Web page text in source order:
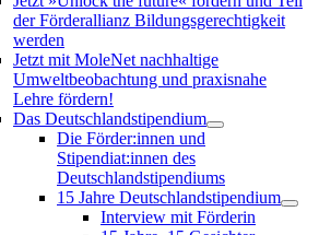
der Förderallianz Bildungsgerechtigkeit
werden
Jetzt mit MoleNet nachhaltige
Umweltbeobachtung und praxisnahe
Lehre fördern!
Das Deutschlandstipendium
Die Förder:innen und
Stipendiat:innen des
Deutschlandstipendiums
15 Jahre Deutschlandstipendium
Interview mit Förderin